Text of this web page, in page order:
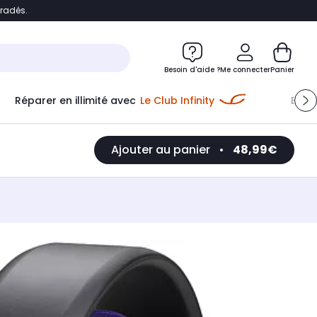
Accéder directement au chatbot
Besoin d'aide ?Me connecterPanier
Réparer en illimité avec Le Club Infinity
Ajouter au panier • 48,99€